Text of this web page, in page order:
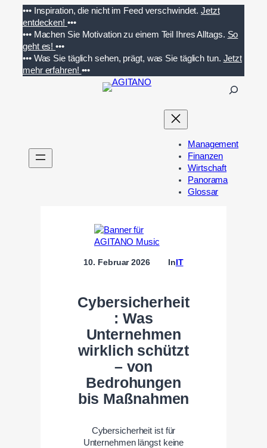
Inhalt
springen
••• Inspiration, die nicht im Feed verschwindet. Jetzt
entdecken! •••
••• Machen Sie Motivation zu einem Teil Ihres Alltags. So
geht es!•••
••• Was Sie täglich sehen, prägt, was Sie täglich tun. Jetzt
mehr erfahren! •••
n
Management
Finanzen
Wirtschaft
Panorama
Glossar
10. Februar 2026 InIT
Cybersicherheit
: Was
Unternehmen
wirklich schützt
– von
Bedrohungen
bis Maßnahmen
Cybersicherheit ist für
Unternehmen längst keine